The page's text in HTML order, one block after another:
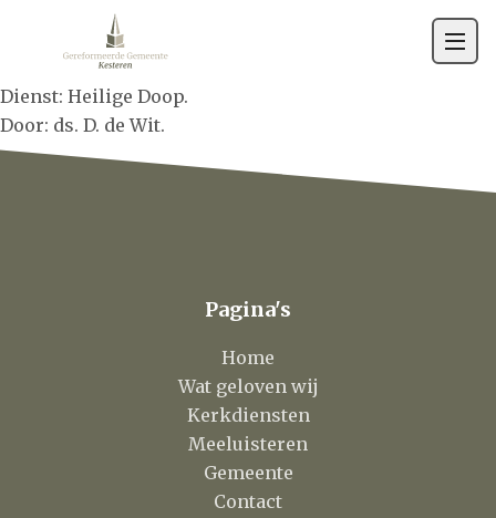
Dienst: Heilige Doop.
Door: ds. D. de Wit.
Pagina's
Home
Wat geloven wij
Kerkdiensten
Meeluisteren
Gemeente
Contact